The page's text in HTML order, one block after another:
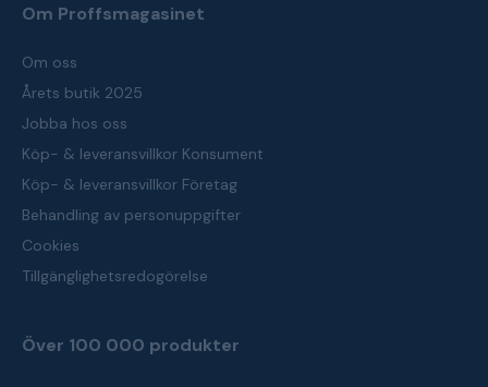
Om Proffsmagasinet
Om oss
Årets butik 2025
Jobba hos oss
Köp- & leveransvillkor Konsument
Köp- & leveransvillkor Företag
Behandling av personuppgifter
Cookies
Tillgänglighetsredogörelse
Över 100 000 produkter